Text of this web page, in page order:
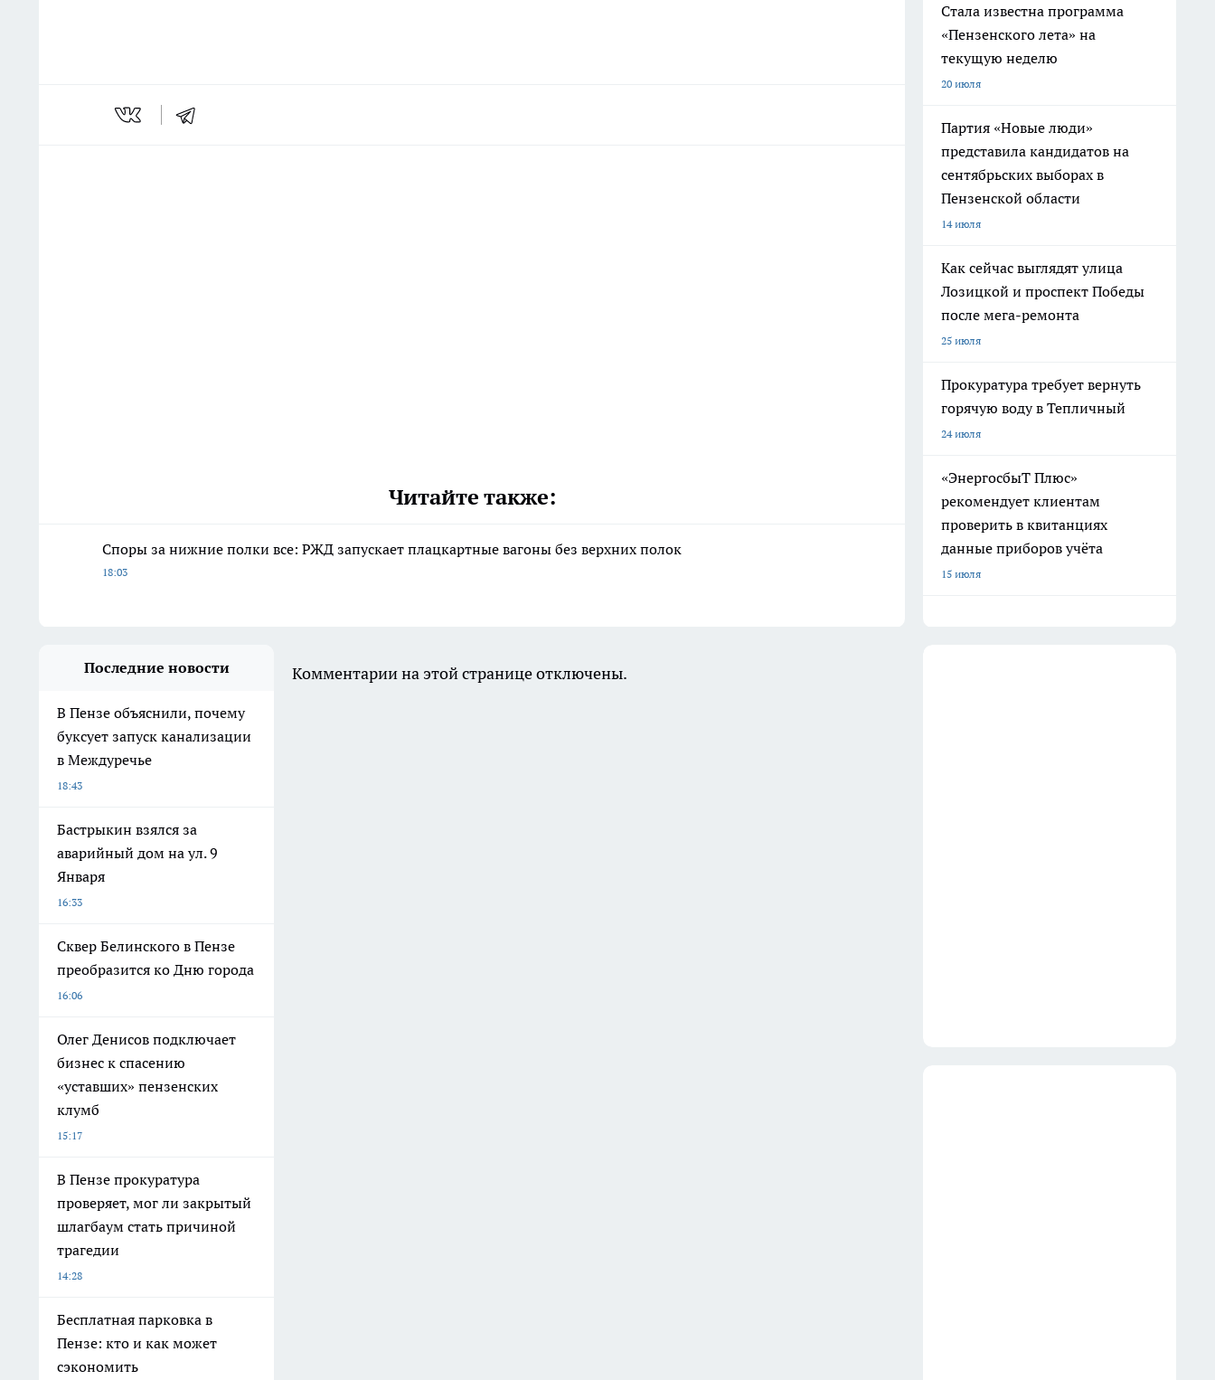
Читайте также:
Споры за нижние полки все: РЖД запускает плацкартные вагоны без верхних полок
18:03
Стала известна программа
«Пензенского лета» на
текущую неделю
20 июля
Партия «Новые люди»
представила кандидатов на
сентябрьских выборах в
Пензенской области
14 июля
Как сейчас выглядят улица
Лозицкой и проспект Победы
после мега-ремонта
25 июля
Прокуратура требует вернуть
горячую воду в Тепличный
24 июля
«ЭнергосбыТ Плюс»
рекомендует клиентам
проверить в квитанциях
данные приборов учёта
15 июля
Последние новости
В Пензе объяснили, почему
буксует запуск канализации
в Междуречье
18:43
Бастрыкин взялся за
аварийный дом на ул. 9
Января
16:33
Сквер Белинского в Пензе
преобразится ко Дню города
16:06
Олег Денисов подключает
бизнес к спасению
«уставших» пензенских
клумб
15:17
В Пензе прокуратура
проверяет, мог ли закрытый
шлагбаум стать причиной
трагедии
14:28
Бесплатная парковка в
Пензе: кто и как может
сэкономить
Комментарии на этой странице отключены.